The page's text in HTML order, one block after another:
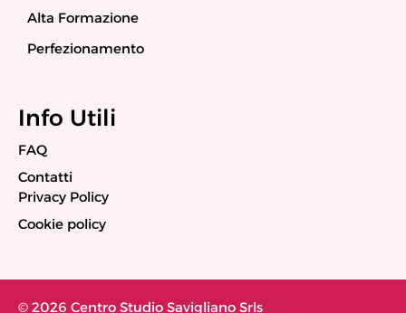
Alta Formazione
Perfezionamento
Info Utili
FAQ
Contatti
Privacy Policy
Cookie policy
© 2026 Centro Studio Savigliano Srls